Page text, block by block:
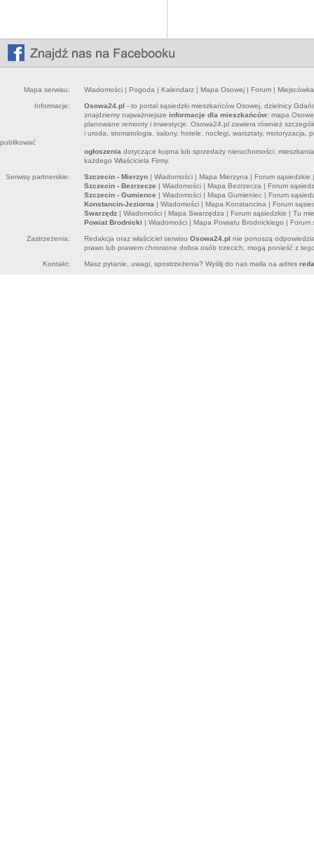
Mapa serwisu: Wiadomości | Pogoda | Kalendarz | Mapa Osowej | Forum | Miejscówka
Informacje: Osowa24.pl - to portal sąsiedzki mieszkańców Osowej, dzielnicy
znajdziemy najważniejsze informacje dla mieszkańców: mapa
planowane remonty i inwestycje. Osowa24.pl zawiera również
i uroda, stomatologia, salony, hotele, noclegi, warsztaty, motoryzacja,
publikować
ogłoszenia dotyczące kupna lub sprzedaży nieruchomości:
każdego Właściciela Firmy.
Serwisy partnerskie: Szczecin - Mierzyn | Wiadomości | Mapa Mierzyna | Forum sąsiedzkie
Szczecin - Bezrzecze | Wiadomości | Mapa Bezrzecza | Forum
Szczecin - Gumience | Wiadomości | Mapa Gumieniec | Forum
Konstancin-Jeziorna | Wiadomości | Mapa Konstancina | Forum
Swarzędz | Wiadomości | Mapa Swarzędza | Forum sąsiedzkie | Tu
Powiat Brodnicki | Wiadomości | Mapa Powiatu Brodnickiego | Forum
Zastrzeżenia: Redakcja oraz właściciel serwisu Osowa24.pl nie ponoszą
prawo lub prawem chronione dobra osób trzecich, mogą ponieść z
Kontakt: Masz pytanie, uwagi, spostrzeżenia? Wyślij do nas maila na adres